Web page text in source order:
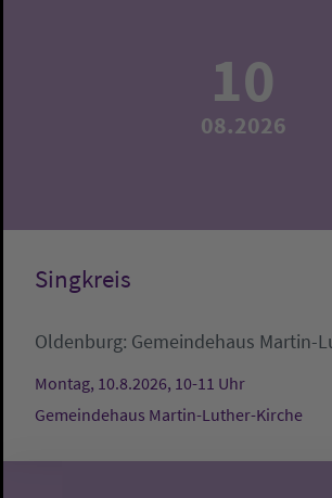
10
08.2026
Singkreis
Oldenburg: Gemeindehaus Martin-
Montag, 10.8.2026, 10-11 Uhr
Gemeindehaus Martin-Luther-Kirche